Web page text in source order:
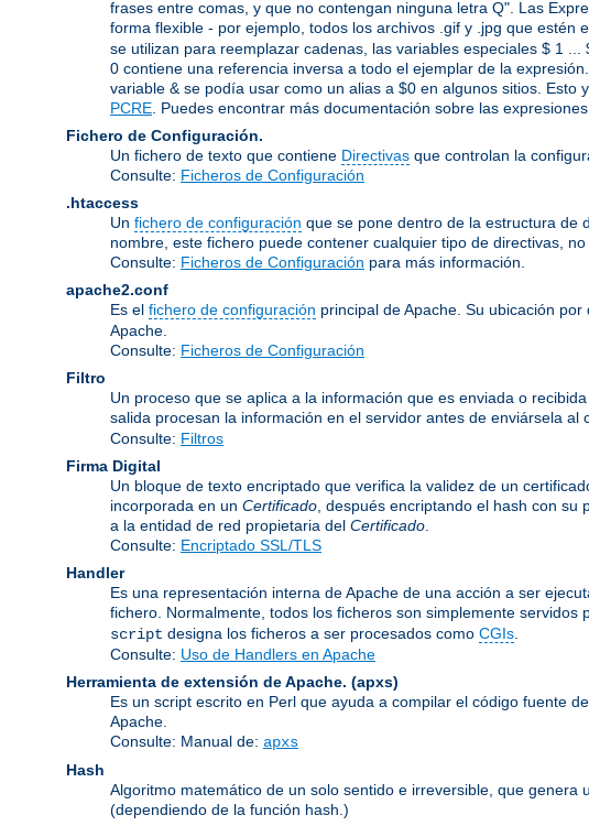
frases entre comas, y que no contengan ninguna letra Q". Las
forma flexible - por ejemplo, todos los archivos .gif y .jpg que estén
se utilizan para reemplazar cadenas, las variables especiales $ 1
0 contiene una referencia inversa a todo el ejemplar de la
variable & se podía usar como un alias a $0 en algunos sitios.
PCRE . Puedes encontrar más documentación sobre las
Fichero de Configuración.
Un fichero de texto que contiene Directivas que controlan la
Consulte: Ficheros de Configuración
.htaccess
Un fichero de configuración que se pone dentro de la estructura de
nombre, este fichero puede contener cualquier tipo de directivas,
Consulte: Ficheros de Configuración para más información.
apache2.conf
Es el fichero de configuración principal de Apache. Su ubicación por
Apache.
Consulte: Ficheros de Configuración
Filtro
Un proceso que se aplica a la información que es enviada o
salida procesan la información en el servidor antes de enviársela al
Consulte: Filtros
Firma Digital
Un bloque de texto encriptado que verifica la validez de un
incorporada en un Certificado , después encriptando el hash con su
a la entidad de red propietaria del Certificado
Consulte: Encriptado SSL/TLS
Handler
Es una representación interna de Apache de una acción a ser
fichero. Normalmente, todos los ficheros son simplemente
script designa los ficheros a ser procesados como CGIs
Consulte: Uso de Handlers en Apache
Herramienta de extensión de Apache. (apxs)
Es un script escrito en Perl que ayuda a compilar el código fuente
Apache.
Consulte: Manual de: apxs
Hash
Algoritmo matemático de un solo sentido e irreversible, que
(dependiendo de la función hash.)